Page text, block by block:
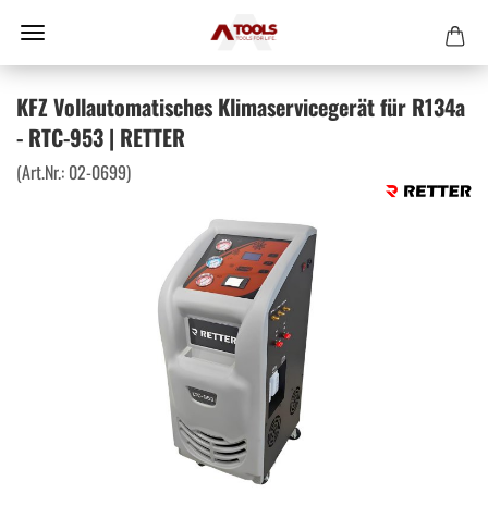
KFZ Vollautomatisches Klimaservicegerät für R134a
- RTC-953 | RETTER
(Art.Nr.: 02-0699)